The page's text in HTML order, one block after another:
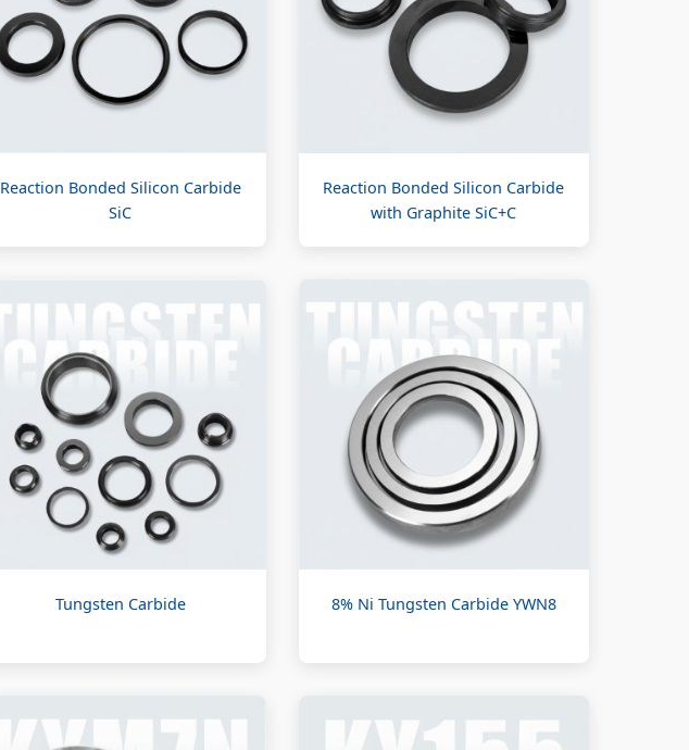
Reaction Bonded Silicon Carbide
SiC
Reaction Bonded Silicon Carbide
with Graphite SiC+C
Tungsten Carbide 8% Ni Tungsten Carbide YWN8